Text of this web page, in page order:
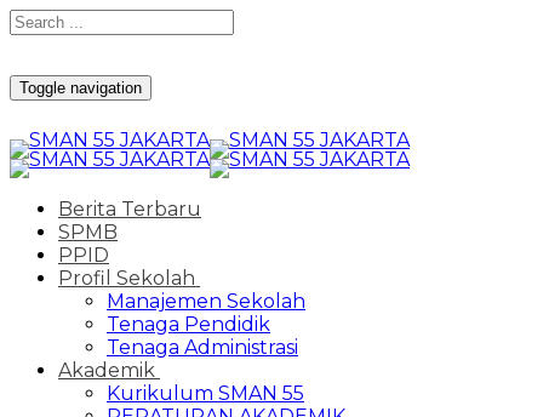
Toggle navigation
Berita Terbaru
SPMB
PPID
Profil Sekolah
Manajemen Sekolah
Tenaga Pendidik
Tenaga Administrasi
Akademik
Kurikulum SMAN 55